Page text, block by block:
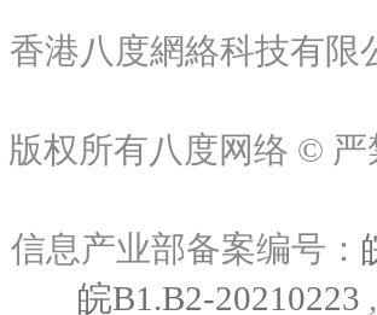
香港八度網絡科技有限
版权所有八度网络 ©
信息产业部备案编号：
皖B1.B2-20210223